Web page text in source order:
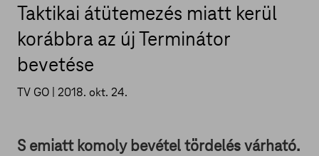
Taktikai átütemezés miatt kerül
korábbra az új Terminátor
bevetése
TV GO | 2018. okt. 24.
S emiatt komoly bevétel tördelés várható.